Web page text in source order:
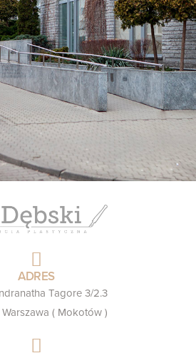
ADRES
Tagore 3/2.3
( Mokotów )